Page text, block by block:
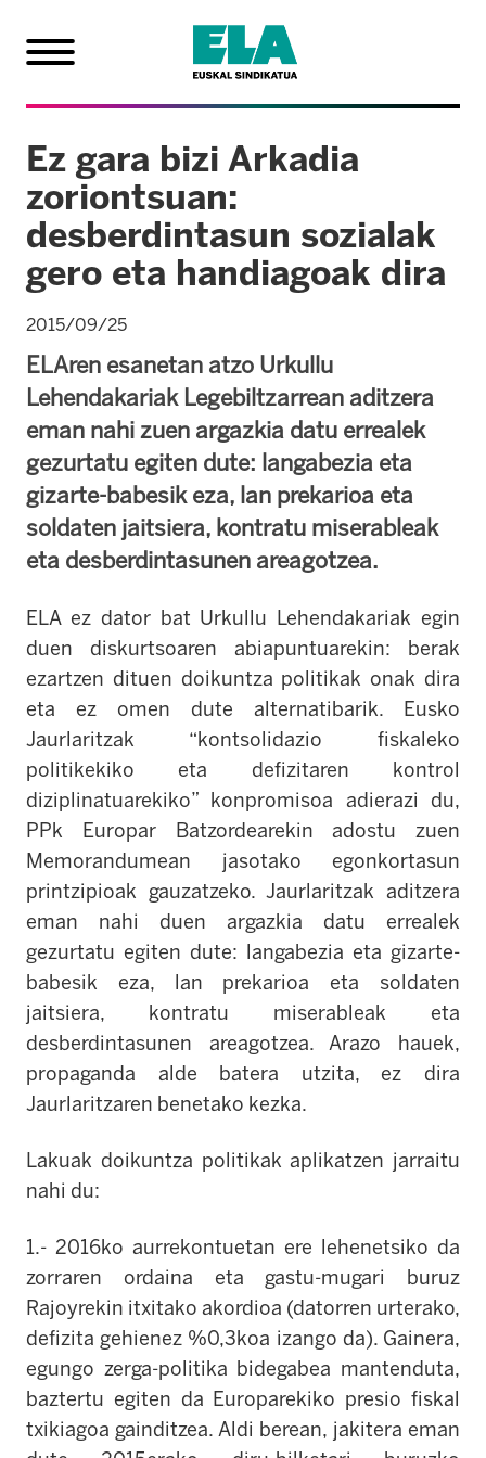
Ez gara bizi Arkadia
zoriontsuan:
desberdintasun sozialak
gero eta handiagoak dira
2015/09/25
ELAren esanetan atzo Urkullu
Lehendakariak Legebiltzarrean aditzera
eman nahi zuen argazkia datu errealek
gezurtatu egiten dute: langabezia eta
gizarte-babesik eza, lan prekarioa eta
soldaten jaitsiera, kontratu miserableak
eta desberdintasunen areagotzea.
ELA ez dator bat Urkullu Lehendakariak egin
duen diskurtsoaren abiapuntuarekin: berak
ezartzen dituen doikuntza politikak onak dira
eta ez omen dute alternatibarik. Eusko
Jaurlaritzak “kontsolidazio fiskaleko
politikekiko eta defizitaren kontrol
diziplinatuarekiko” konpromisoa adierazi du,
PPk Europar Batzordearekin adostu zuen
Memorandumean jasotako egonkortasun
printzipioak gauzatzeko. Jaurlaritzak aditzera
eman nahi duen argazkia datu errealek
gezurtatu egiten dute: langabezia eta gizarte-
babesik eza, lan prekarioa eta soldaten
jaitsiera, kontratu miserableak eta
desberdintasunen areagotzea. Arazo hauek,
propaganda alde batera utzita, ez dira
Jaurlaritzaren benetako kezka.
Lakuak doikuntza politikak aplikatzen jarraitu
nahi du:
1.- 2016ko aurrekontuetan ere lehenetsiko da
zorraren ordaina eta gastu-mugari buruz
Rajoyrekin itxitako akordioa (datorren urterako,
defizita gehienez %0,3koa izango da). Gainera,
egungo zerga-politika bidegabea mantenduta,
baztertu egiten da Europarekiko presio fiskal
txikiagoa gainditzea. Aldi berean, jakitera eman